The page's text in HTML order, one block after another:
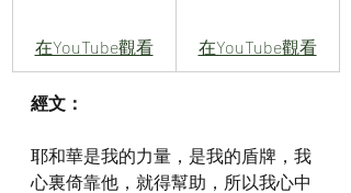
在YouTube觀看 在YouTube觀看
經文：
耶和華是我的力量，是我的盾牌，我
心裏倚靠他，就得幫助，所以我心中